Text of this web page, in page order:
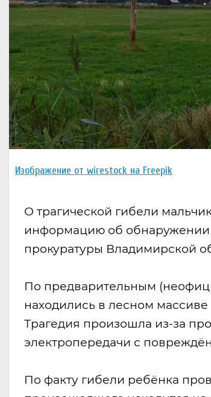
Изображение от wirestock на Freepik
О трагической гибели
информацию об обнаружении
прокуратуры Владимирской
По предварительным
находились в лесном
Трагедия произошла из-за
электропередачи с
По факту гибели ребёнка